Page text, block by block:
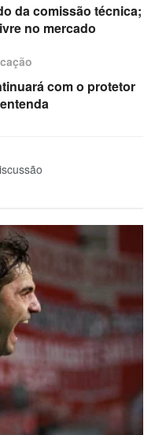
da comissão técnica;
no mercado
com o protetor